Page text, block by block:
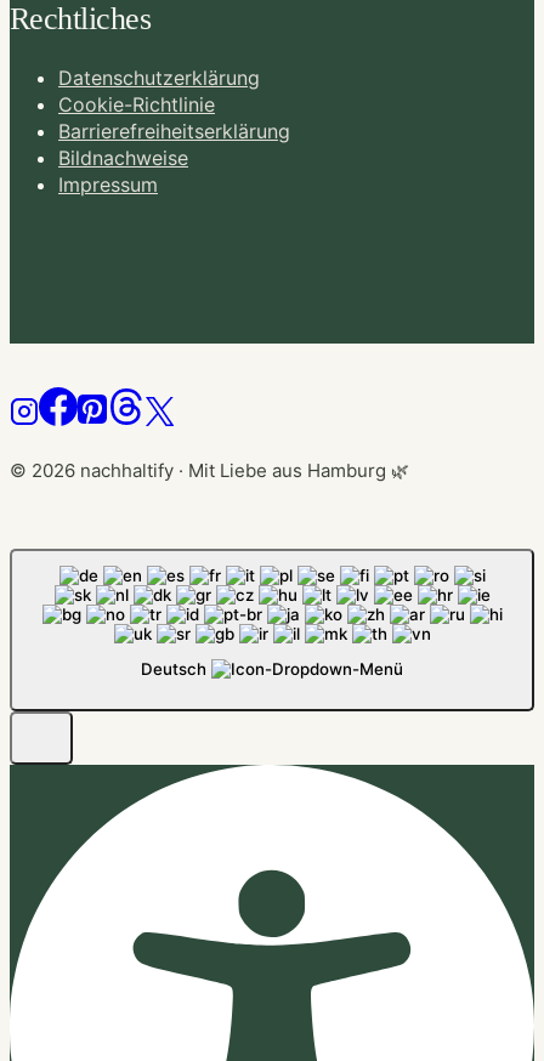
Rechtliches
Datenschutzerklärung
Cookie-Richtlinie
Barrierefreiheitserklärung
Bildnachweise
Impressum
© 2026 nachhaltify · Mit Liebe aus Hamburg 🌿
Deutsch